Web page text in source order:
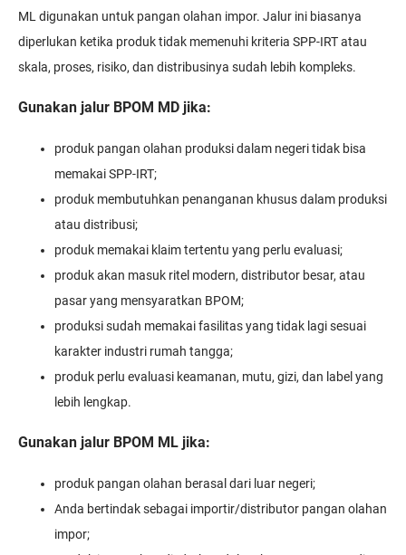
ML digunakan untuk pangan olahan impor. Jalur ini biasanya
diperlukan ketika produk tidak memenuhi kriteria SPP-IRT atau
skala, proses, risiko, dan distribusinya sudah lebih kompleks.
Gunakan jalur BPOM MD jika:
produk pangan olahan produksi dalam negeri tidak bisa
memakai SPP-IRT;
produk membutuhkan penanganan khusus dalam produksi
atau distribusi;
produk memakai klaim tertentu yang perlu evaluasi;
produk akan masuk ritel modern, distributor besar, atau
pasar yang mensyaratkan BPOM;
produksi sudah memakai fasilitas yang tidak lagi sesuai
karakter industri rumah tangga;
produk perlu evaluasi keamanan, mutu, gizi, dan label yang
lebih lengkap.
Gunakan jalur BPOM ML jika:
produk pangan olahan berasal dari luar negeri;
Anda bertindak sebagai importir/distributor pangan olahan
impor;